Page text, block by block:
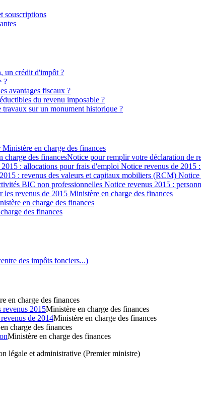
souscriptions
un crédit d'impôt ?
?
avantages fiscaux ?
du revenu imposable ?
travaux sur un monument historique ?
en charge des finances
charge des financesNotice pour remplir votre déclaration
: allocations pour frais d'emploi Notice revenus de
: revenus des valeurs et capitaux mobiliers (RCM)
BIC non professionnelles Notice revenus 2015 :
revenus de 2015 Ministère en charge des finances
en charge des finances
des finances
des impôts fonciers...)
en charge des finances
2015Ministère en charge des finances
de 2014Ministère en charge des finances
charge des finances
Ministère en charge des finances
légale et administrative (Premier ministre)